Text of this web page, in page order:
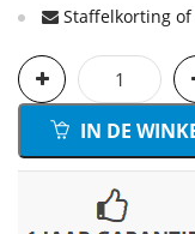
Staffelkorting
IN DE